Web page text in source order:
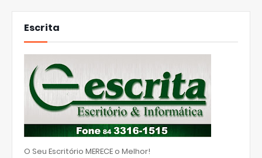
Escrita
O Seu Escritório MERECE o Melhor!